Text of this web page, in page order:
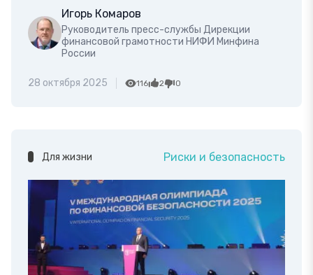
Игорь Комаров
Руководитель пресс-службы Дирекции
финансовой грамотности НИФИ Минфина
России
28 октября 2025 116 2 0
Для жизни Риски и безопасность